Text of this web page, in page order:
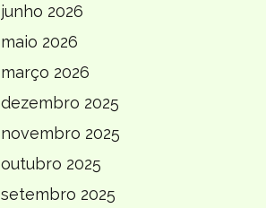
junho 2026
maio 2026
março 2026
dezembro 2025
novembro 2025
outubro 2025
setembro 2025